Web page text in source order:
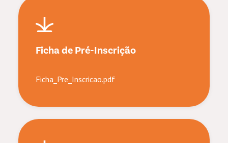
Ficha de Pré-Inscrição
Ficha_Pre_Inscricao.pdf